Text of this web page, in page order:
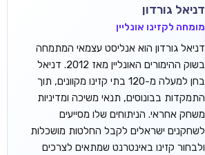
דניאל גורדון
מומחה לקזינו אונליין
דניאל גורדון הוא אנליסט עצמאי המתמחה
בשוק ההימורים האונליין מאז 2012. דניאל
בחן למעלה מ-120 בתי קזינו מקוונים, תוך
התמקדות בבונוסים, תנאי משיכה ומדיניות
משחק אחראי. הניתוחים שלו מסייעים
לשחקנים ישראלים לקבל החלטות מושכלות
ולבחור קזינו באינטרנט שמתאים לצרכים